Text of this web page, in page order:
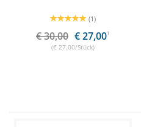
(1)
€ 30,00 € 27,001
(€ 27,00/Stück)